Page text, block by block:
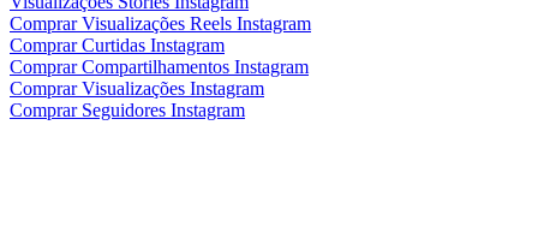
Comprar Visualizações Reels Instagram
Comprar Curtidas Instagram
Comprar Compartilhamentos Instagram
Comprar Visualizações Instagram
Comprar Seguidores Instagram